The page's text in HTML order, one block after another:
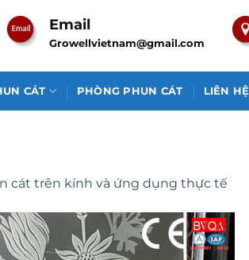
Email
Growellvietnam@gmail.com
CÁT PHÒNG PHUN CÁT LIÊN HỆ
cát trên kính và ứng dụng thực tế